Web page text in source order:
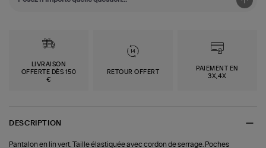
LIVRAISON
OFFERTE DÈS 150
€
RETOUR OFFERT
PAIEMENT EN
3X,4X
DESCRIPTION
Pantalon en lin vert. Taille élastiquée avec cordon de serrage. Poches